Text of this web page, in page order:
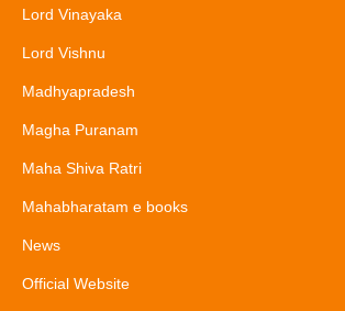
Lord Vinayaka
Lord Vishnu
Madhyapradesh
Magha Puranam
Maha Shiva Ratri
Mahabharatam e books
News
Official Website